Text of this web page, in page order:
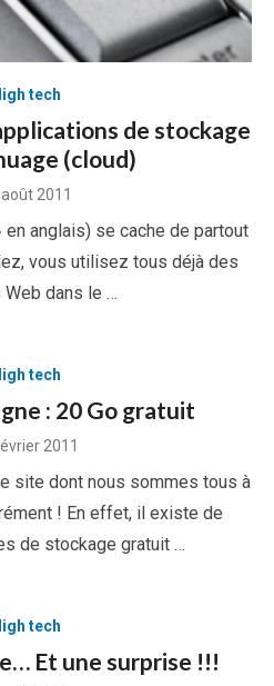
tech
de stockage
(cloud)
2011
en anglais) se cache de partout
vous utilisez tous déjà des
dans le …
tech
: 20 Go gratuit
2011
site dont nous sommes tous à
! En effet, il existe de
de stockage gratuit …
tech
Et une surprise !!!